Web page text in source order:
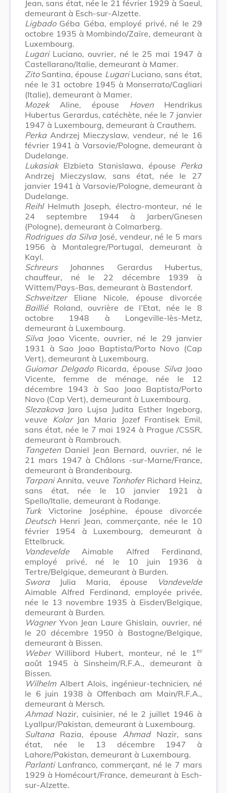
Jean, sans état, née le 21 février 1929 à Saeul,
demeurant à Esch-sur-Alzette.
LigbadoGéba Géba, employé privé, né le 29
octobre 1935 à Mombindo/Zaïre, demeurant à
Luxembourg.
LugariLuciano, ouvrier, né le 25 mai 1947 à
Castellarano/Italie, demeurant à Mamer.
ZitoSantina, épouse LugariLuciano, sans état,
née le 31 octobre 1945 à Monserrato/Cagliari
(Italie), demeurant à Mamer.
MozekAline, épouse HovenHendrikus
Hubertus Gerardus, catéchète, née le 7 janvier
1947 à Luxembourg, demeurant à Crauthem.
PerkaAndrzej Mieczyslaw, vendeur, né le 16
février 1941 à Varsovie/Pologne, demeurant à
Dudelange.
LukasiakElzbieta Stanislawa, épouse Perka
Andrzej Mieczyslaw, sans état, née le 27
janvier 1941 à Varsovie/Pologne, demeurant à
Dudelange.
ReihlHelmuth Joseph, électro-monteur, né le
24 septembre 1944 à Jarben/Gnesen
(Pologne), demeurant à Colmarberg.
Rodrigues da SilvaJosé, vendeur, né le 5 mars
1956 à Montalegre/Portugal, demeurant à
Kayl.
SchreursJohannes Gerardus Hubertus,
chauffeur, né le 22 décembre 1939 à
Wittem/Pays-Bas, demeurant à Bastendorf.
SchweitzerEliane Nicole, épouse divorcée
BailliéRoland, ouvrière de l’Etat, née le 8
octobre 1948 à Longeville-lès-Metz,
demeurant à Luxembourg.
SilvaJoao Vicente, ouvrier, né le 29 janvier
1931 à Sao Joao Baptista/Porto Novo (Cap
Vert), demeurant à Luxembourg.
Guiomar DelgadoRicarda, épouse SilvaJoao
Vicente, femme de ménage, née le 12
décembre 1943 à Sao Joao Baptista/Porto
Novo (Cap Vert), demeurant à Luxembourg.
SlezakovaJaro Lujsa Judita Esther Ingeborg,
veuve KolarJan Maria Jozef Frantisek Emil,
sans état, née le 7 mai 1924 à Prague /CSSR,
demeurant à Rambrouch.
TangetenDaniel Jean Bernard, ouvrier, né le
21 mars 1947 à Châlons -sur-Marne/France,
demeurant à Brandenbourg.
TarpaniAnnita, veuve TonhoferRichard Heinz,
sans état, née le 10 janvier 1921 à
Spello/Italie, demeurant à Rodange.
TurkVictorine Joséphine, épouse divorcée
DeutschHenri Jean, commerçante, née le 10
février 1954 à Luxembourg, demeurant à
Ettelbruck.
VandeveldeAimable Alfred Ferdinand,
employé privé, né le 10 juin 1936 à
Tertre/Belgique, demeurant à Burden.
SworaJulia Maria, épouse
Vandevelde
Aimable Alfred Ferdinand, employée privée,
née le 13 novembre 1935 à Eisden/Belgique,
demeurant à Burden.
WagnerYvon Jean Laure Ghislain, ouvrier, né
le 20 décembre 1950 à Bastogne/Belgique,
demeurant à Bissen.
WeberWillibord Hubert, monteur, né le 1 er
août 1945 à Sinsheim/R.F.A., demeurant à
Bissen.
WilhelmAlbert Alois, ingénieur-technicien, né
le 6 juin 1938 à Offenbach am Main/R.F.A.,
demeurant à Mersch.
AhmadNazir, cuisinier, né le 2 juillet 1946 à
Lyallpur/Pakistan, demeurant à Luxembourg.
SultanaRazia, épouse AhmadNazir, sans
état, née le 13 décembre 1947 à
Lahore/Pakistan, demeurant à Luxembourg.
ParlantiLanfranco, commerçant, né le 7 mars
1929 à Homécourt/France, demeurant à Esch-
sur-Alzette.